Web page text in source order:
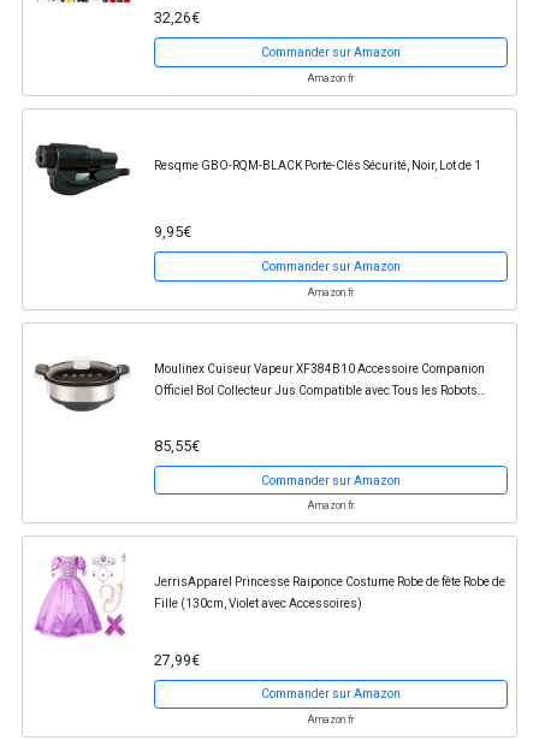
32,26€
Commander sur Amazon
Amazon.fr
Resqme GBO-RQM-BLACK Porte-Clés Sécurité, Noir, Lot de 1
9,95€
Commander sur Amazon
Amazon.fr
Moulinex Cuiseur Vapeur XF384B10 Accessoire Companion
Officiel Bol Collecteur Jus Compatible avec Tous les Robots
85,55€
Commander sur Amazon
Amazon.fr
JerrisApparel Princesse Raiponce Costume Robe de fête Robe de
Fille (130cm, Violet avec Accessoires)
27,99€
Commander sur Amazon
Amazon.fr